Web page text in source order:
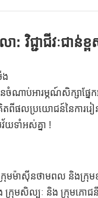
ជ្ជាជីវៈជាន់ខ្
ង
ចំណាប់អារម្ភណ៍សិក្សាផ្ន
ែគិតពីផលប្រយោជន៍នៃក
ទាំអស់គ្នា !
នក្រុមម៉ាស៊ីនថាមពល និ
ក្រុមសិល្បៈ និង ក្រុមភ